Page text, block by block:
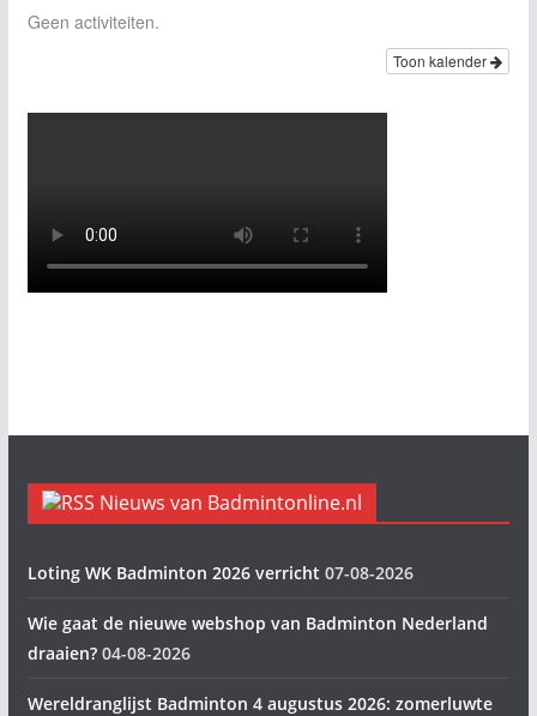
Geen activiteiten.
Toon kalender
Nieuws van Badmintonline.nl
Loting WK Badminton 2026 verricht 07-08-2026
Wie gaat de nieuwe webshop van Badminton Nederland
draaien? 04-08-2026
Wereldranglijst Badminton 4 augustus 2026: zomerluwte